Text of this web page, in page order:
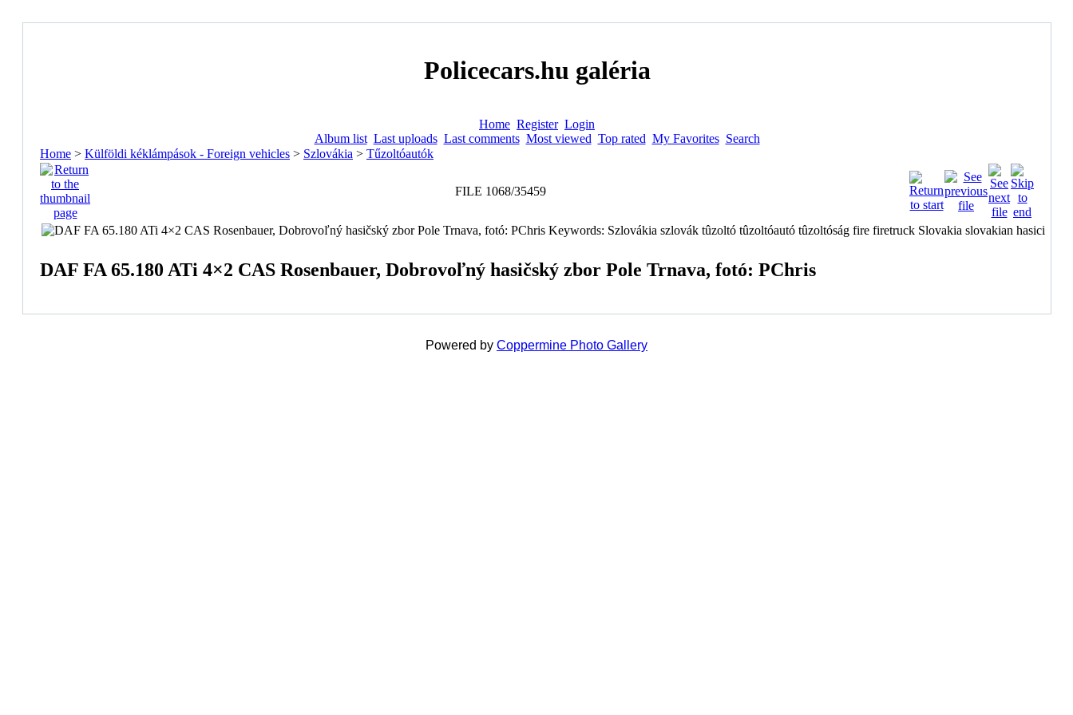
Policecars.hu galéria
Home Register Login
Album list Last uploads Last comments Most viewed Top rated My Favorites Search
Home > Külföldi kéklámpások - Foreign vehicles > Szlovákia > Tűzoltóautók
FILE 1068/35459
DAF FA 65.180 ATi 4×2 CAS Rosenbauer, Dobrovoľný hasičský zbor Pole Trnava, fotó: PChris
Powered by Coppermine Photo Gallery